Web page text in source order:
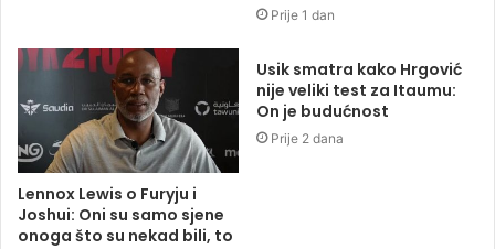
Prije 1 dan
Lennox Lewis o Furyju i
Joshui: Oni su samo sjene
onoga što su nekad bili, to
Usik smatra kako Hrgović
nije veliki test za Itaumu:
On je budućnost
Prije 2 dana